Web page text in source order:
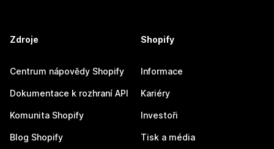
Zdroje
Centrum nápovědy Shopify
Dokumentace k rozhraní API
Komunita Shopify
Blog Shopify
Shopify
Informace
Kariéry
Investoři
Tisk a média